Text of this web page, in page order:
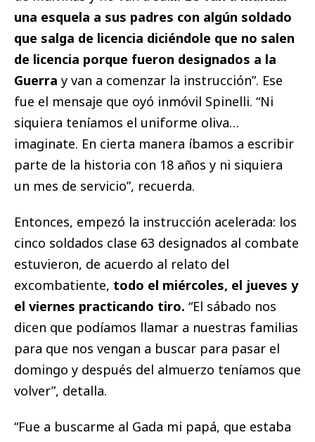
una esquela a sus padres con algún soldado
que salga de licencia diciéndole que no salen
de licencia porque fueron designados a la
Guerra y van a comenzar la instrucción”. Ese
fue el mensaje que oyó inmóvil Spinelli. “Ni
siquiera teníamos el uniforme oliva…
imaginate. En cierta manera íbamos a escribir
parte de la historia con 18 años y ni siquiera
un mes de servicio”, recuerda.
Entonces, empezó la instrucción acelerada: los
cinco soldados clase 63 designados al combate
estuvieron, de acuerdo al relato del
excombatiente, todo el miércoles, el jueves y
el viernes practicando tiro. “El sábado nos
dicen que podíamos llamar a nuestras familias
para que nos vengan a buscar para pasar el
domingo y después del almuerzo teníamos que
volver”, detalla.
“Fue a buscarme al Gada mi papá, que estaba